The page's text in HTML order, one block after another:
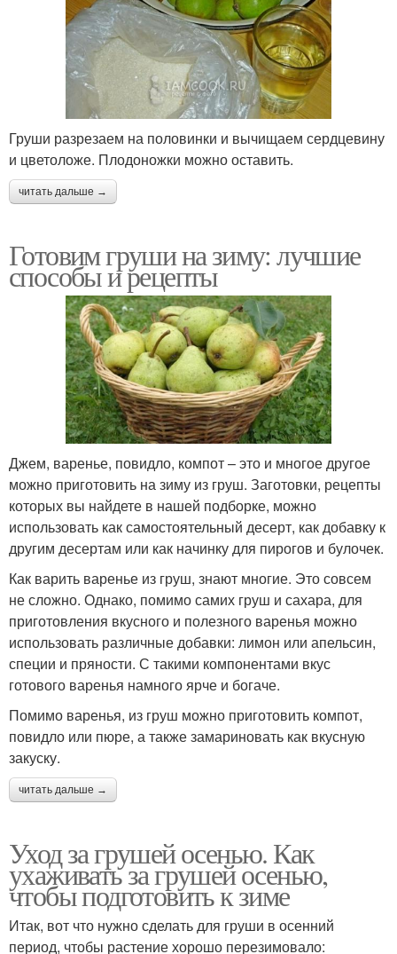
Груши разрезаем на половинки и вычищаем сердцевину
и цветоложе. Плодоножки можно оставить.
читать дальше →
Готовим груши на зиму: лучшие
способы и рецепты
Джем, варенье, повидло, компот – это и многое другое
можно приготовить на зиму из груш. Заготовки, рецепты
которых вы найдете в нашей подборке, можно
использовать как самостоятельный десерт, как добавку к
другим десертам или как начинку для пирогов и булочек.
Как варить варенье из груш, знают многие. Это совсем
не сложно. Однако, помимо самих груш и сахара, для
приготовления вкусного и полезного варенья можно
использовать различные добавки: лимон или апельсин,
специи и пряности. С такими компонентами вкус
готового варенья намного ярче и богаче.
Помимо варенья, из груш можно приготовить компот,
повидло или пюре, а также замариновать как вкусную
закуску.
читать дальше →
Уход за грушей осенью. Как
ухаживать за грушей осенью,
чтобы подготовить к зиме
Итак, вот что нужно сделать для груши в осенний
период, чтобы растение хорошо перезимовало: